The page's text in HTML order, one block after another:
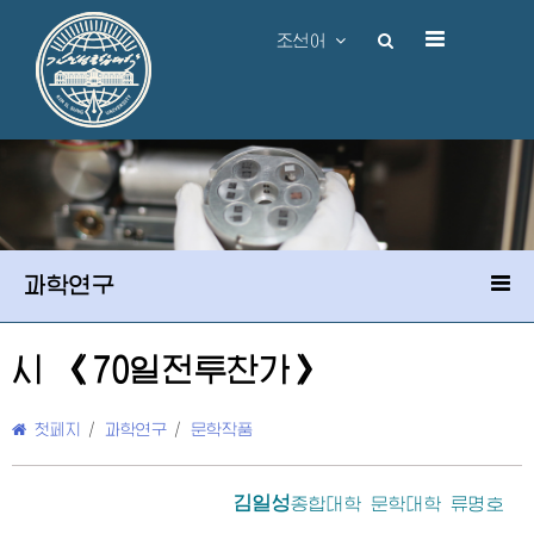
조선어
과학연구
시 《70일전투찬가》
첫페지 / 과학연구 / 문학작품
김일성종합대학 문학대학 류명호